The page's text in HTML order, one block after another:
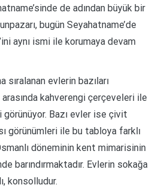
de adından büyük bir
bugün Seyahatname’de
aynı ismi ile korumaya devam
sıralanan evlerin bazıları
arasında kahverengi çerçeveleri ile
Bazı evler ise çivit
görünümleri ile bu tabloya farklı
döneminin kent mimarisinin
barındırmaktadır. Evlerin sokağa
konsolludur.